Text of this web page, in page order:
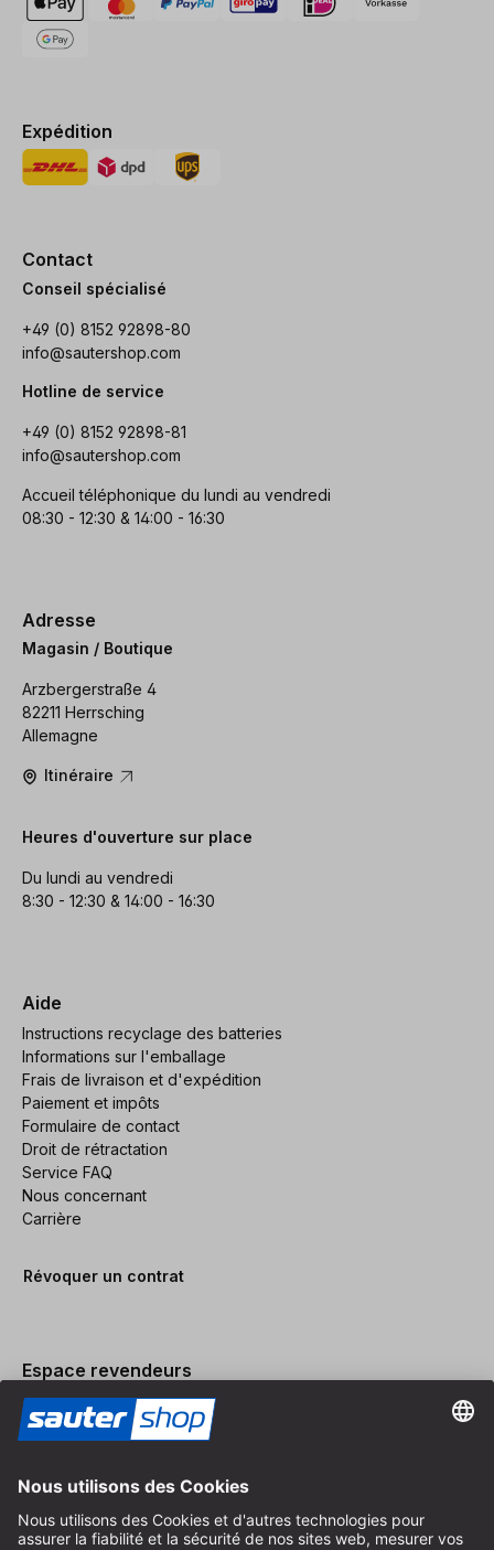
Expédition
Contact
Conseil spécialisé
+49 (0) 8152 92898-80
info@sautershop.com
Hotline de service
+49 (0) 8152 92898-81
info@sautershop.com
Accueil téléphonique du lundi au vendredi
08:30 - 12:30 & 14:00 - 16:30
Adresse
Magasin / Boutique
Arzbergerstraße 4
82211 Herrsching
Allemagne
Itinéraire
Heures d'ouverture sur place
Du lundi au vendredi
8:30 - 12:30 & 14:00 - 16:30
Aide
Instructions recyclage des batteries
Informations sur l'emballage
Frais de livraison et d'expédition
Paiement et impôts
Formulaire de contact
Droit de rétractation
Service FAQ
Nous concernant
Carrière
Révoquer un contrat
Espace revendeurs
Devenir revendeur